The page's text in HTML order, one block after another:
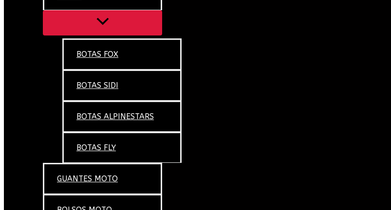
BOTAS FOX
BOTAS SIDI
BOTAS ALPINESTARS
BOTAS FLY
GUANTES MOTO